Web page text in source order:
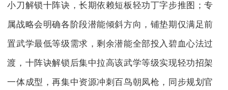
小刀解锁十阵诀，长期依赖短板轻功丁字步推图；专
属战略会明确各阶段潜能倾斜方向，铺垫期仅满足前
置武学最低等级需求，剩余潜能全部投入碧血心法过
渡，十阵诀解锁后集中拉高该武学等级实现轻功招架
一体成型，再集中资源冲刺百鸟朝凤枪，同步规划官